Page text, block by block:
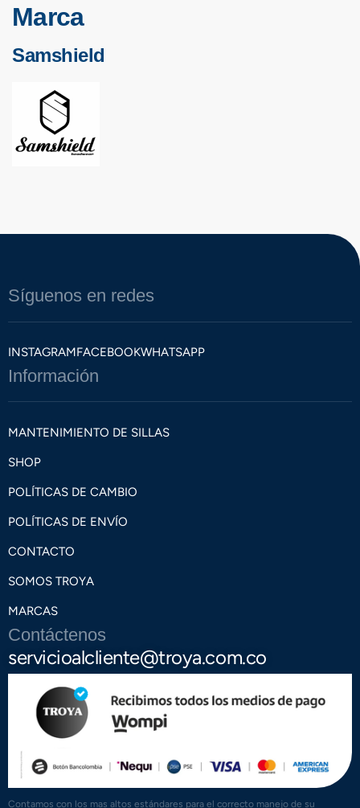
Marca
Samshield
Síguenos en redes
INSTAGRAMFACEBOOKWHATSAPP
Información
MANTENIMIENTO DE SILLAS
SHOP
POLÍTICAS DE CAMBIO
POLÍTICAS DE ENVÍO
CONTACTO
SOMOS TROYA
MARCAS
Contáctenos
servicioalcliente@troya.com.co
Contamos con los mas altos estándares para el correcto manejo de su